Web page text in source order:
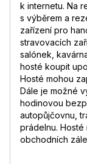
k internetu. Na
s výběrem a
zařízení pro
stravovacích
salónek,
hosté koupit
Hosté mohou
Dále je možné
hodinovou
autopůjčovnu,
prádelnu. Hosté
obchodních